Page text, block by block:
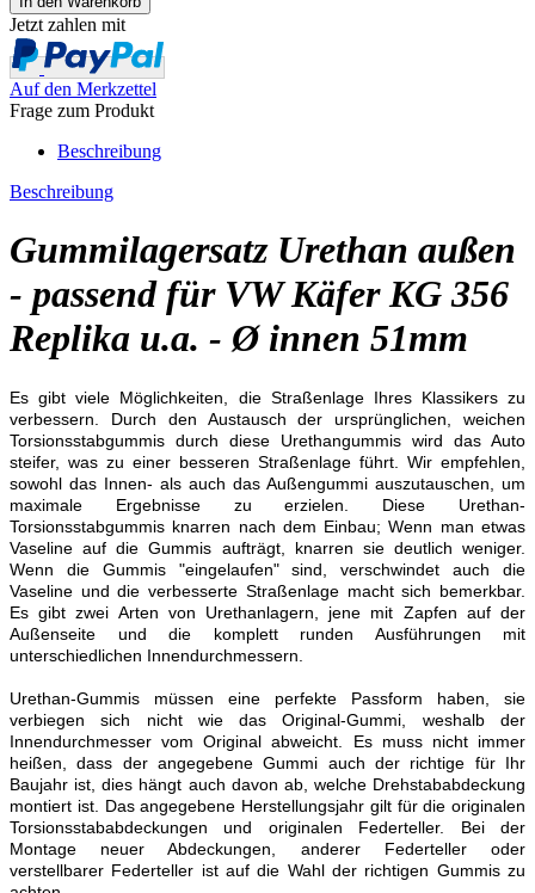
Jetzt zahlen mit
Auf den Merkzettel
Frage zum Produkt
Beschreibung
Beschreibung
Gummilagersatz Urethan außen
- passend für VW Käfer KG 356
Replika u.a. - Ø innen 51mm
Es gibt viele Möglichkeiten, die Straßenlage Ihres Klassikers zu
verbessern. Durch den Austausch der ursprünglichen, weichen
Torsionsstabgummis durch diese Urethangummis wird das Auto
steifer, was zu einer besseren Straßenlage führt. Wir empfehlen,
sowohl das Innen- als auch das Außengummi auszutauschen, um
maximale Ergebnisse zu erzielen. Diese Urethan-
Torsionsstabgummis knarren nach dem Einbau; Wenn man etwas
Vaseline auf die Gummis aufträgt, knarren sie deutlich weniger.
Wenn die Gummis "eingelaufen" sind, verschwindet auch die
Vaseline und die verbesserte Straßenlage macht sich bemerkbar.
Es gibt zwei Arten von Urethanlagern, jene mit Zapfen auf der
Außenseite und die komplett runden Ausführungen mit
unterschiedlichen Innendurchmessern.
Urethan-Gummis müssen eine perfekte Passform haben, sie
verbiegen sich nicht wie das Original-Gummi, weshalb der
Innendurchmesser vom Original abweicht. Es muss nicht immer
heißen, dass der angegebene Gummi auch der richtige für Ihr
Baujahr ist, dies hängt auch davon ab, welche Drehstababdeckung
montiert ist. Das angegebene Herstellungsjahr gilt für die originalen
Torsionsstababdeckungen und originalen Federteller. Bei der
Montage neuer Abdeckungen, anderer Federteller oder
verstellbarer Federteller ist auf die Wahl der richtigen Gummis zu